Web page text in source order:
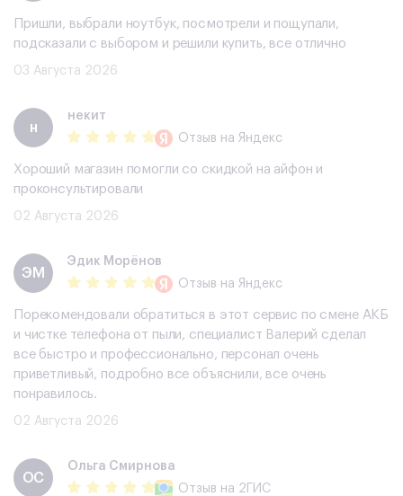
Пришли, выбрали ноутбук, посмотрели и пощупали,
подсказали с выбором и решили купить, все отлично
03 Августа 2026
н
некит
Отзыв на Яндекс
Хороший магазин помогли со скидкой на айфон и
проконсультировали
02 Августа 2026
ЭМ
Эдик Морёнов
Отзыв на Яндекс
Порекомендовали обратиться в этот сервис по смене АКБ
и чистке телефона от пыли, специалист Валерий сделал
все быстро и профессионально, персонал очень
приветливый, подробно все объяснили, все очень
понравилось.
02 Августа 2026
ОС
Ольга Смирнова
Отзыв на 2ГИС